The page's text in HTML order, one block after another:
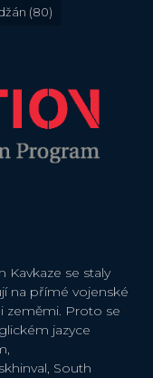
(80)
Kavkaze se staly
na přímé vojenské
zeměmi. Proto se
jazyce
South